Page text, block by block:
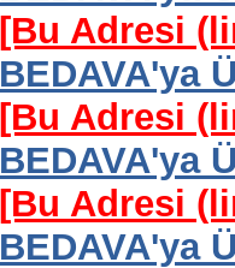
[Bu Adresi
BEDAVA'ya
[Bu Adresi
BEDAVA'ya
[Bu Adresi
BEDAVA'ya